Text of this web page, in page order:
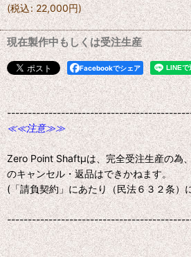
(税込: 22,000円)
現在製作中もしくは受注生産
Facebookでシェア
≪≪注意≫≫
Zero Point Shaftμは、完全受注生産の為
のキャンセル・返品はできかねます。
(「請負契約」にあたり（民法６３２条）